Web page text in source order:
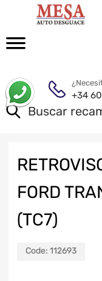
+34
FORD
(TC7)
Code: 112693